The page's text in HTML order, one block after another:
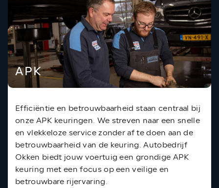
APK
Efficiëntie en betrouwbaarheid staan centraal bij
onze APK keuringen. We streven naar een snelle
en vlekkeloze service zonder af te doen aan de
betrouwbaarheid van de keuring. Autobedrijf
Okken biedt jouw voertuig een grondige APK
keuring met een focus op een veilige en
betrouwbare rijervaring.